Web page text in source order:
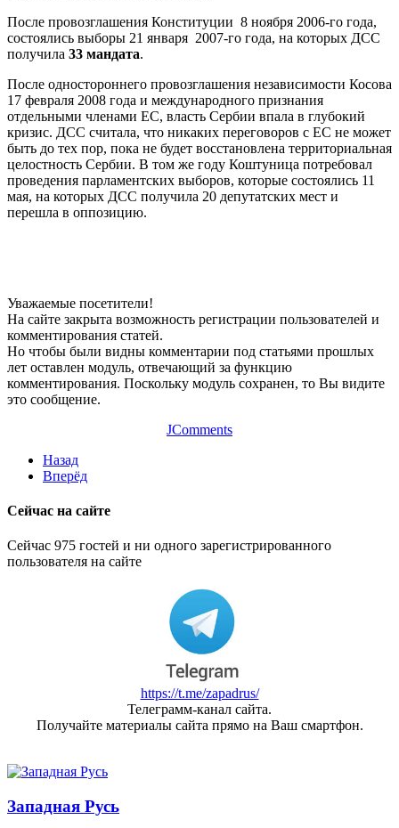
После провозглашения Конституции 8 ноября 2006-го года,
состоялись выборы 21 января 2007-го года, на которых ДСС
получила 33 мандата.
После одностороннего провозглашения независимости Косова
17 февраля 2008 года и международного признания
отдельными членами ЕС, власть Сербии впала в глубокий
кризис. ДСС считала, что никаких переговоров с ЕС не может
быть до тех пор, пока не будет восстановлена территориальная
целостность Сербии. В том же году Коштуница потребовал
проведения парламентских выборов, которые состоялись 11
мая, на которых ДCC получила 20 депутатских мест и
перешла в оппозицию.
Уважаемые посетители!
На сайте закрыта возможность регистрации пользователей и
комментирования статей.
Но чтобы были видны комментарии под статьями прошлых
лет оставлен модуль, отвечающий за функцию
комментирования. Поскольку модуль сохранен, то Вы видите
это сообщение.
JComments
Назад
Вперёд
Сейчас на сайте
Сейчас 975 гостей и ни одного зарегистрированного
пользователя на сайте
https://t.me/zapadrus/
Телеграмм-канал сайта.
Получайте материалы сайта прямо на Ваш смартфон.
Западная Русь